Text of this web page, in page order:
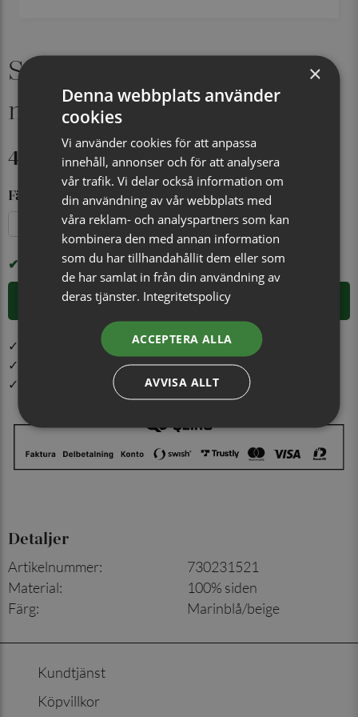
Sidenfluga, mönstrad
marin/beige
449 kr
Färg
Marinblå/brun Marinblå/jeansblå Marinblå/beige
I LAGER
LÄGG I VARUKORGEN
✓ Öppet köp i 30 dagar ✓ Fri frakt från 499 kr
✓ Order före kl. 12.00 på vardagar skickas samma dag
✓ Snabb leverans från vårt lager i Jönköping
Detaljer
Artikelnummer:
730231521
Material:
100% siden
Färg: Marinblå/beige
Kundtjänst
Köpvillkor
×
Denna webbplats använder
cookies
Vi använder cookies för att anpassa
innehåll, annonser och för att analysera
vår trafik. Vi delar också information om
din användning av vår webbplats med
våra reklam- och analyspartners som kan
kombinera den med annan information
som du har tillhandahållit dem eller som
de har samlat in från din användning av
deras tjänster. Integritetspolicy
ACCEPTERA ALLA
AVVISA ALLT